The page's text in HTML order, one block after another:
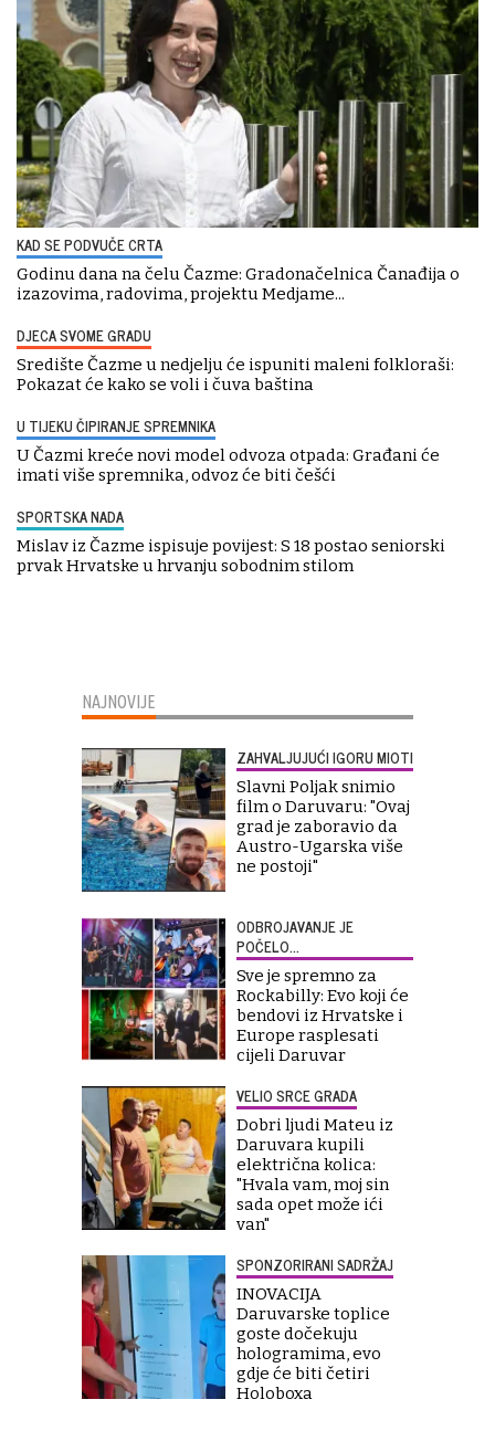
KAD SE PODVUČE CRTA
Godinu dana na čelu Čazme: Gradonačelnica Čanađija o
izazovima, radovima, projektu Medjame...
DJECA SVOME GRADU
Središte Čazme u nedjelju će ispuniti maleni folkloraši:
Pokazat će kako se voli i čuva baština
U TIJEKU ČIPIRANJE SPREMNIKA
U Čazmi kreće novi model odvoza otpada: Građani će
imati više spremnika, odvoz će biti češći
SPORTSKA NADA
Mislav iz Čazme ispisuje povijest: S 18 postao seniorski
prvak Hrvatske u hrvanju sobodnim stilom
NAJNOVIJE
ZAHVALJUJUĆI IGORU MIOTI
Slavni Poljak snimio
film o Daruvaru: "Ovaj
grad je zaboravio da
Austro-Ugarska više
ne postoji"
ODBROJAVANJE JE
POČELO...
Sve je spremno za
Rockabilly: Evo koji će
bendovi iz Hrvatske i
Europe rasplesati
cijeli Daruvar
VELIO SRCE GRADA
Dobri ljudi Mateu iz
Daruvara kupili
električna kolica:
"Hvala vam, moj sin
sada opet može ići
van"
SPONZORIRANI SADRŽAJ
INOVACIJA
Daruvarske toplice
goste dočekuju
hologramima, evo
gdje će biti četiri
Holoboxa